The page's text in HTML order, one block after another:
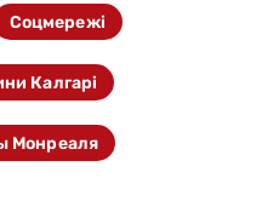
Соцмережі
Калгарі
Монреаля